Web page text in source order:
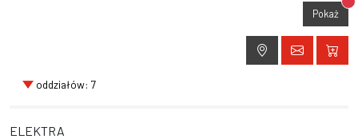
Pokaż
oddziałów: 7
ELEKTRA